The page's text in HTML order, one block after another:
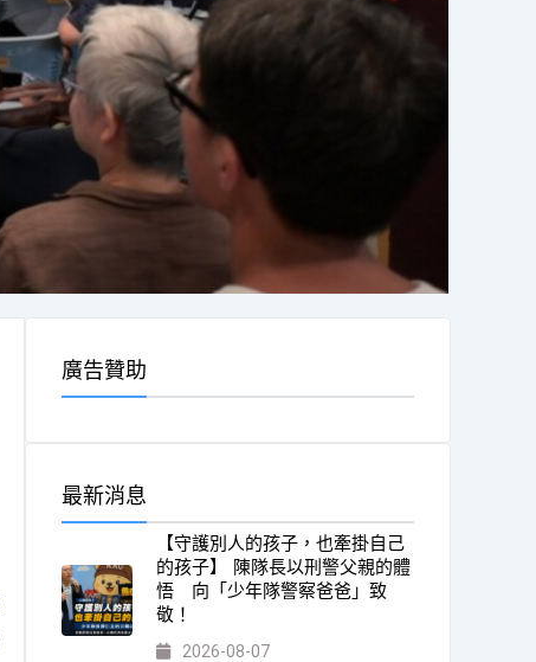
廣告贊助
最新消息
【守護別人的孩子，也牽掛自己
的孩子】 陳隊長以刑警父親的體
悟 向「少年隊警察爸爸」致
敬！
2026-08-07